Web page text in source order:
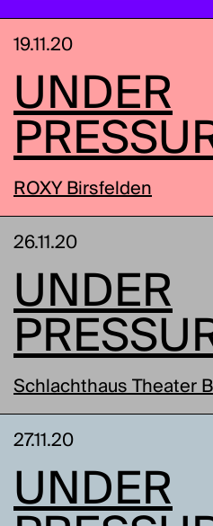
19.11.20
UNDER
ROXY Birsfelden
26.11.20
UNDER
Schlachthaus Theater
27.11.20
UNDER